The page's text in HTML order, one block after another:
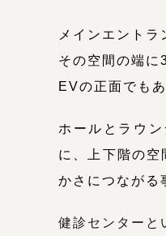
メインエント
その空間の端に
EVの正面でも
ホールとラウ
に、上下階の
かさにつながる
健診センターと